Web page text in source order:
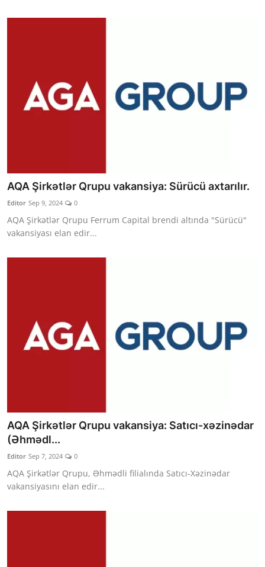
AQA Şirkətlər Qrupu vakansiya: Sürücü axtarılır.
Editor Sep 9, 2024 0
AQA Şirkətlər Qrupu Ferrum Capital brendi altında "Sürücü"
vakansiyası elan edir...
AQA Şirkətlər Qrupu vakansiya: Satıcı-xəzinədar
(Əhmədl...
Editor Sep 7, 2024 0
AQA Şirkətlər Qrupu, Əhmədli filialında Satıcı-Xəzinədar
vakansiyasını elan edir...